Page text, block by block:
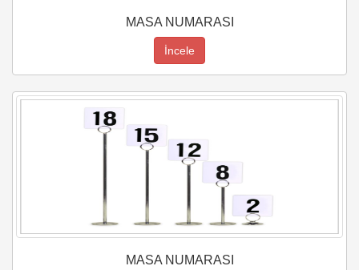
MASA NUMARASI
İncele
MASA NUMARASI